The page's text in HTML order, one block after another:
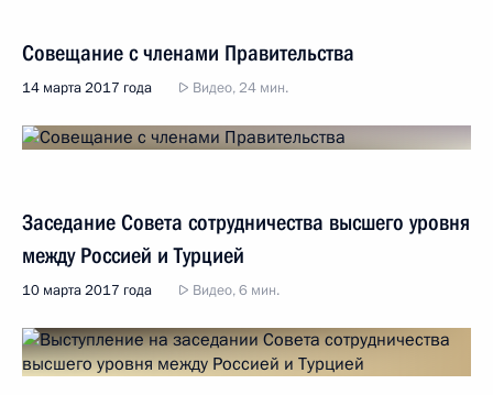
Совещание с членами Правительства
14 марта 2017 года Видео, 24 мин.
Заседание Совета сотрудничества высшего уровня
между Россией и Турцией
10 марта 2017 года Видео, 6 мин.